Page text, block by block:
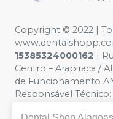
Copyright © 2022 |
15385324000162 |
Centro – Arapiraca /
de Funcionamento
Responsável Técnico: